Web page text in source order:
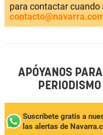
para contactar cuando
APÓYANOS
Suscríbete gratis a
las alertas de